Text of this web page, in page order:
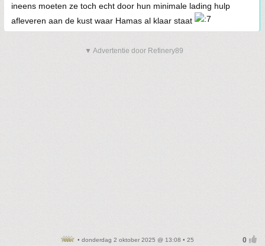
ineens moeten ze toch echt door hun minimale lading hulp
afleveren aan de kust waar Hamas al klaar staat
▼ Advertentie door Refinery89
• donderdag 2 oktober 2025 @ 13:08 • 25